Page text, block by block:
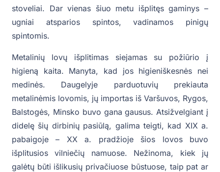
stoveliai. Dar vienas šiuo metu išplitęs gaminys –
ugniai atsparios spintos, vadinamos pinigų
spintomis.
Metalinių lovų išplitimas siejamas su požiūrio į
higieną kaita. Manyta, kad jos higieniškesnės nei
medinės. Daugelyje parduotuvių prekiauta
metalinėmis lovomis, jų importas iš Varšuvos, Rygos,
Balstogės, Minsko buvo gana gausus. Atsižvelgiant į
didelę šių dirbinių pasiūlą, galima teigti, kad XIX a.
pabaigoje – XX a. pradžioje šios lovos buvo
išplitusios vilniečių namuose. Nežinoma, kiek jų
galėtų būti išlikusių privačiuose būstuose, taip pat ar